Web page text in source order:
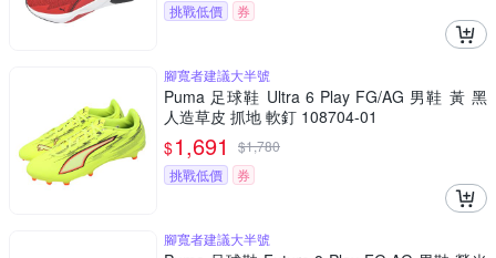
挑戰低價
券
腳寬者建議大半號
Puma 足球鞋 Ultra 6 Play FG/AG 男鞋 黃 黑
人造草皮 抓地 軟釘 108704-01
$1,691 $1,780
挑戰低價
券
腳寬者建議大半號